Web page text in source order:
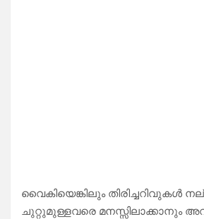
വൈകിയെങ്കിലും തിരിച്ചറിവുകള്‍
ചുറ്റുമുള്ളവരെ മനസ്സിലാക്കാനും